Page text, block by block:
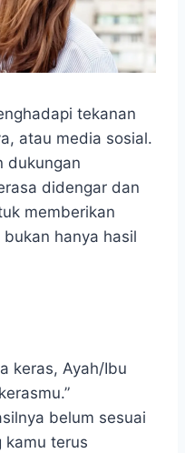
tekanan
atau media sosial.
dukungan
didengar dan
memberikan
hanya hasil
keras, Ayah/Ibu
belum sesuai
kamu terus